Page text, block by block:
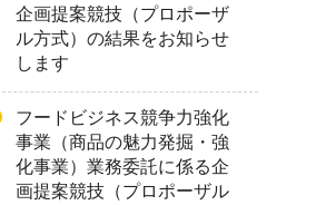
企画提案競技（プロポーザ
ル方式）の結果をお知らせ
します
フードビジネス競争力強化
事業（商品の魅力発掘・強
化事業）業務委託に係る企
画提案競技（プロポーザル